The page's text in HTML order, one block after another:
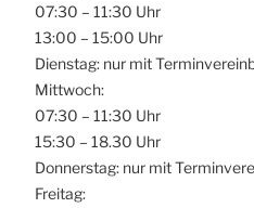
07:30 – 11:30 Uhr
13:00 – 15:00 Uhr
Dienstag: nur mit
Mittwoch:
07:30 – 11:30 Uhr
15:30 – 18.30 Uhr
Donnerstag: nur mit
Freitag: